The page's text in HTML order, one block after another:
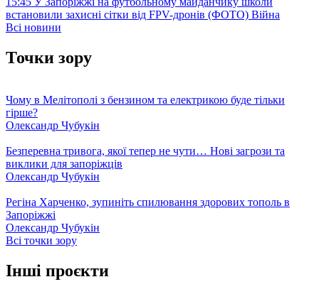
встановили захисні сітки від FPV-дронів (ФОТО) Війна
Всі новини
Точки зору
Чому в Мелітополі з бензином та електрикою буде тільки
гірше?
Олександр Чубукін
Безперевна тривога, якої тепер не чути… Нові загрози та
виклики для запоріжців
Олександр Чубукін
Регіна Харченко, зупиніть спилювання здорових тополь в
Запоріжжі
Олександр Чубукін
Всі точки зору
Інші проєкти